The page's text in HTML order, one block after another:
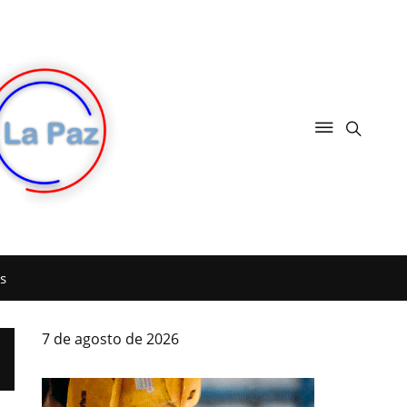
7 de agosto de 2026